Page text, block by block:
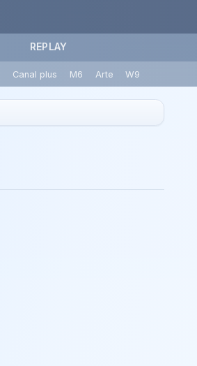
REPLAY
Canal plus M6 Arte W9